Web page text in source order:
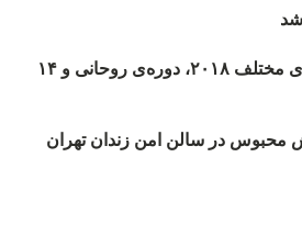
روند اعدام‌ها در ماه‌های مختلف ۲۰۱۸، دوره‌ی روحانی و ۱۴
در سالن امن زندان تهران